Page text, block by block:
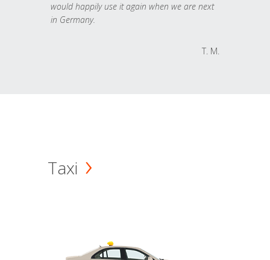
would happily use it again when we are next
in Germany.
T. M.
Taxi